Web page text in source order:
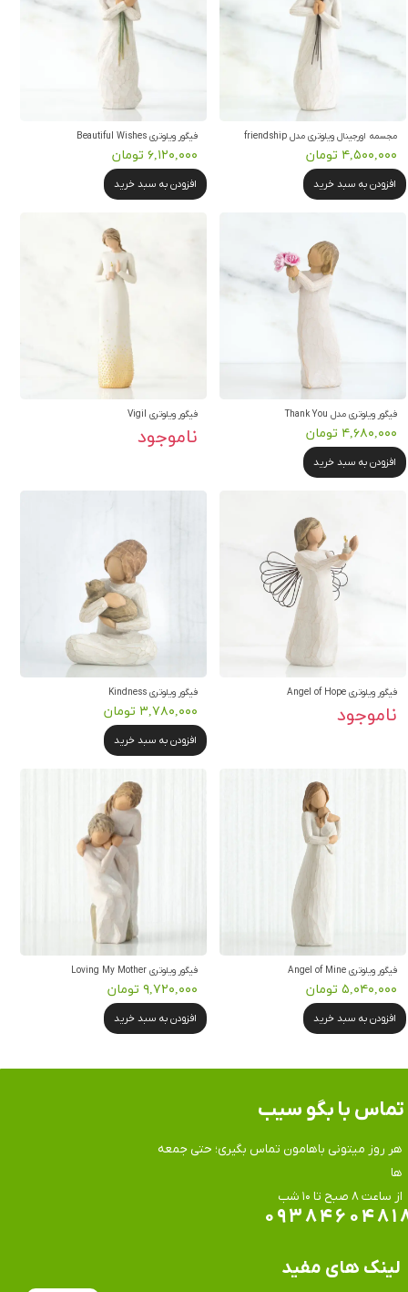
مجسمه اورجینال ویلوتری مدل friendship
۴,۵۰۰,۰۰۰ تومان
افزودن به سبد خرید
فیگور ویلوتری Beautiful Wishes
۶,۱۲۰,۰۰۰ تومان
افزودن به سبد خرید
فیگور ویلوتری مدل Thank You
۴,۶۸۰,۰۰۰ تومان
افزودن به سبد خرید
فیگور ویلوتری Vigil
ناموجود
فیگور ویلوتری Angel of Hope
ناموجود
فیگور ویلوتری Kindness
۳,۷۸۰,۰۰۰ تومان
افزودن به سبد خرید
فیگور ویلوتری Angel of Mine
۵,۰۴۰,۰۰۰ تومان
افزودن به سبد خرید
فیگور ویلوتری Loving My Mother
۹,۷۲۰,۰۰۰ تومان
افزودن به سبد خرید
هر روز میتونی باهامون تماس بگیری؛ حتی جمعه
ها
​​​​​​​از ساعت ۸ صبح تا ۱۰ شب
تماس​​​​​​​ با بگو سیب
لینک های مفید